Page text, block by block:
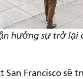
hưởng sự trở lại
Francisco sẽ